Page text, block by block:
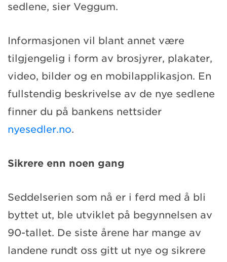
sedlene, sier Veggum.
Informasjonen vil blant annet være
tilgjengelig i form av brosjyrer, plakater,
video, bilder og en mobilapplikasjon. En
fullstendig beskrivelse av de nye sedlene
finner du på bankens nettsider
nyesedler.no.
Sikrere enn noen gang
Seddelserien som nå er i ferd med å bli
byttet ut, ble utviklet på begynnelsen av
90-tallet. De siste årene har mange av
landene rundt oss gitt ut nye og sikrere